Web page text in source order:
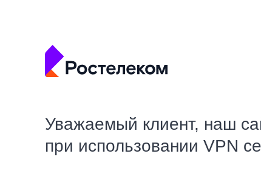
Уважаемый клиент, наш
при использовании VPN